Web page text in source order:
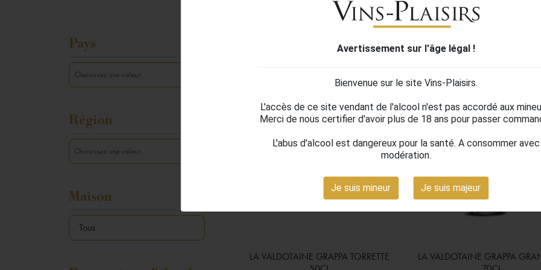
Avertissement sur l'âge légal !
Bienvenue sur le site Vins-Plaisirs.
L'accès de ce site vendant de l'alcool n'est pas accordé aux
Merci de nous certifier d'avoir plus de 18 ans pour passer
L'abus d'alcool est dangereux pour la santé. A consommer avec
modération.
Je suis mineur Je suis majeur
Pays
Région
Maison
Val D&#039;Aoste
 Aperçu rapide
LA VALDOTAINE GRAPPA TORRETTE
 Aperçu rapide
LA VALDOTAINE GRAPPA